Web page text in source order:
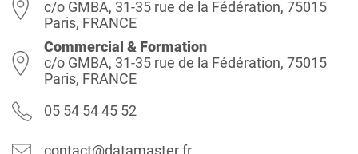
c/o GMBA, 31-35 rue de la Fédération, 75015
Paris, FRANCE
Commercial & Formation
c/o GMBA, 31-35 rue de la Fédération, 75015
Paris, FRANCE
05 54 54 45 52
contact@datamaster.fr